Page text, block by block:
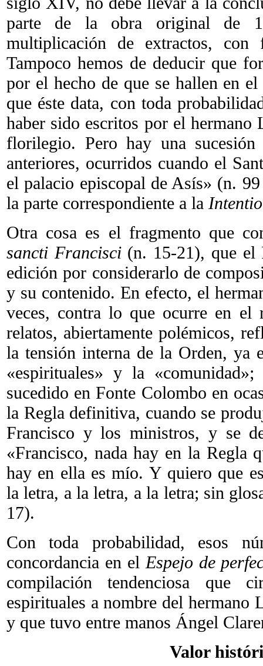
parte de la obra original de
multiplicación de extractos, con
Tampoco hemos de deducir que
por el hecho de que se hallen en
que éste data, con toda
haber sido escritos por el hermano
florilegio. Pero hay una sucesión
anteriores, ocurridos cuando el
el palacio episcopal de Asís» (n.
la parte correspondiente a la
Otra cosa es el fragmento que
sancti Francisci(n. 15-21), que el
edición por considerarlo de
y su contenido. En efecto, el
veces, contra lo que ocurre en
relatos, abiertamente polémicos,
la tensión interna de la Orden, ya
«espirituales» y la
sucedido en Fonte Colombo en
la Regla definitiva, cuando se
Francisco y los ministros, y se
«Francisco, nada hay en la Regla
hay en ella es mío. Y quiero que
la letra, a la letra, a la letra; sin
17).
Con toda probabilidad, esos
concordancia en el Espejo de
compilación tendenciosa que
espirituales a nombre del
y que tuvo entre manos Ángel
Valor